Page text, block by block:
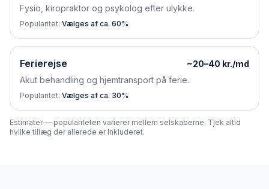
Fysio, kiropraktor og psykolog efter ulykke.
Popularitet: Vælges af ca. 60%
Ferierejse
~20–40 kr./md
Akut behandling og hjemtransport på ferie.
Popularitet: Vælges af ca. 30%
Estimater — populariteten varierer mellem selskaberne. Tjek altid
hvilke tillæg der allerede er inkluderet.